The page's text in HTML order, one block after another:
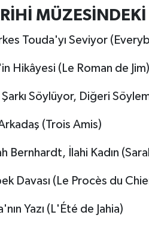
Touda'yı Seviyor
Hikâyesi (Le Roman de Jim)
Söylüyor, Diğeri
(Trois Amis)
Bernhardt, İlahi Kadın
Davası (Le Procès du
Yazı (L'Été de Jahia)